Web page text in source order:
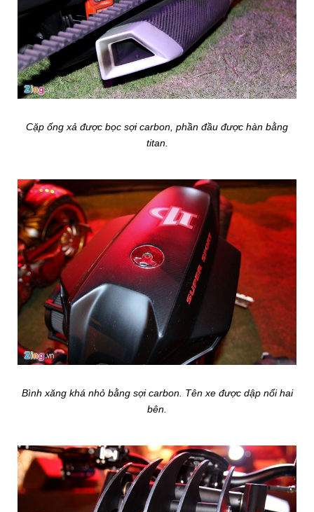
Cặp ống xả được bọc sợi carbon, phần đầu được hàn bằng
titan.
Bình xăng khá nhỏ bằng sợi carbon. Tên xe được dập nổi hai
bên.